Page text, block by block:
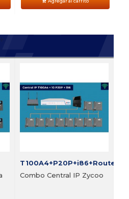
T100A4+P20P+i86+Router
Combo Central IP Zycoo